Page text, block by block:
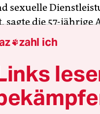
sexuelle
sagte die 57-jährige
in der
der Herbertstraße
entschieden, mit
es keinen Grund
„Wir sind keine
sie.
zahl ich